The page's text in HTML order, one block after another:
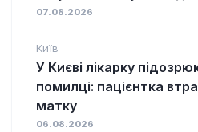
07.08.2026
Київ
У Києві лікарку
помилці: пацієнтка
матку
06.08.2026